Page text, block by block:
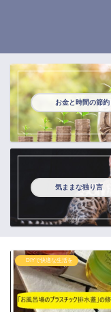
お金と時間の節約
気ままな独り言
DIYで快適な生活を